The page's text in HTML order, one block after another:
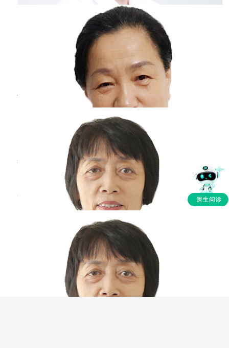
物，会逐渐地恢复起来。第二、如果感冒比较
重，如出现高热、畏寒、打哆嗦或明显咳嗽、咳
痰，甚至脓性痰时。在饮食疗法的同时，由医生
副主任医师
鹤岗市人民医院
三甲
刚满月宝宝感冒鼻塞处理办法与孩子程度有关
系，如果孩子只是轻微流鼻涕、鼻塞，可以给孩
子用海盐水洗鼻，温毛巾敷孩子鼻子周围，注意
孩子囟门保暖，适当给孩子喝温开水缓解症状。
如果还是感冒，鼻塞状不见减轻，孩子吐奶、吃
奶量减少、吐奶泡泡，不能排除有新生儿肺炎，
就需要带孩子到医院进行诊治，让医生听一下孩
子心肺，检查一下血常规、C反应蛋白，明确孩
前先喉咙疼
首都医科大学宣武医院
三甲
感冒前出现喉咙疼主要是由于这时已经发生了病
毒感染，病毒导致咽喉部粘膜肿胀这时就容易出
现喉咙疼痛，其次还会伴有流鼻涕、鼻塞、发
烧、头疼、头晕、食欲下降等常见症状。建议平
时要多喝白开水，多休息，少吃辛辣刺激食物，
减少运动。感冒一般需要七到十天左右可以康
感冒 可以汗蒸吗
首都医科大学宣武医院
三甲
感冒过程中是不能够进行汗蒸的。因为感冒发生
时机体抵抗力下降，患者应该多休息，汗蒸需要
消耗体内大量能源，同时汗蒸后受凉会加重患者
的感冒。感冒发生时患者应该多喝水，多休息，